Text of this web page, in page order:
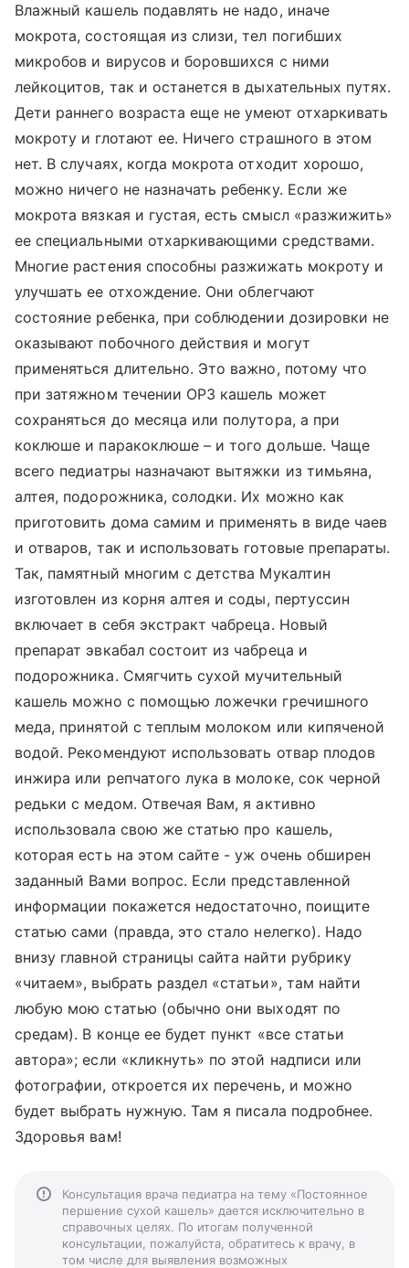
Влажный кашель подавлять не надо, иначе
мокрота, состоящая из слизи, тел погибших
микробов и вирусов и боровшихся с ними
лейкоцитов, так и останется в дыхательных путях.
Дети раннего возраста еще не умеют отхаркивать
мокроту и глотают ее. Ничего страшного в этом
нет. В случаях, когда мокрота отходит хорошо,
можно ничего не назначать ребенку. Если же
мокрота вязкая и густая, есть смысл «разжижить»
ее специальными отхаркивающими средствами.
Многие растения способны разжижать мокроту и
улучшать ее отхождение. Они облегчают
состояние ребенка, при соблюдении дозировки не
оказывают побочного действия и могут
применяться длительно. Это важно, потому что
при затяжном течении ОРЗ кашель может
сохраняться до месяца или полутора, а при
коклюше и паракоклюше – и того дольше. Чаще
всего педиатры назначают вытяжки из тимьяна,
алтея, подорожника, солодки. Их можно как
приготовить дома самим и применять в виде чаев
и отваров, так и использовать готовые препараты.
Так, памятный многим с детства Мукалтин
изготовлен из корня алтея и соды, пертуссин
включает в себя экстракт чабреца. Новый
препарат эвкабал состоит из чабреца и
подорожника. Смягчить сухой мучительный
кашель можно с помощью ложечки гречишного
меда, принятой с теплым молоком или кипяченой
водой. Рекомендуют использовать отвар плодов
инжира или репчатого лука в молоке, сок черной
редьки с медом. Отвечая Вам, я активно
использовала свою же статью про кашель,
которая есть на этом сайте - уж очень обширен
заданный Вами вопрос. Если представленной
информации покажется недостаточно, поищите
статью сами (правда, это стало нелегко). Надо
внизу главной страницы сайта найти рубрику
«читаем», выбрать раздел «статьи», там найти
любую мою статью (обычно они выходят по
средам). В конце ее будет пункт «все статьи
автора»; если «кликнуть» по этой надписи или
фотографии, откроется их перечень, и можно
будет выбрать нужную. Там я писала подробнее.
Здоровья вам!
Консультация врача педиатра на тему «Постоянное
першение сухой кашель» дается исключительно в
справочных целях. По итогам полученной
консультации, пожалуйста, обратитесь к врачу, в
том числе для выявления возможных